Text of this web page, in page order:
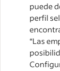
puede
perfil
“Las